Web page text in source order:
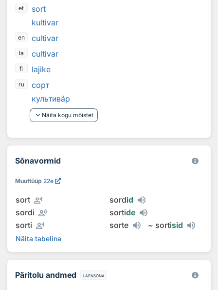
et
sort
kultivar
en cultivar
la cultivar
fi lajike
ru
сорт
культивар
keyboard_arrow_down Näita kogu mõistet
Sõnavormid
Muuttüüp 22e
sort record_voice_over sordid
sordi record_voice_over sortide
sorti record_voice_over sorte ~ sortisid
Näita tabelina
Päritolu andmed laensõna